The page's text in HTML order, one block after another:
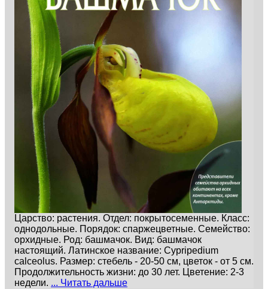
Царство: растения. Отдел: покрытосеменные. Класс:
однодольные. Порядок: спаржецветные. Семейство:
орхидные. Род: башмачок. Вид: башмачок
настоящий. Латинское название: Cypripedium
calceolus. Размер: стебель - 20-50 см, цветок - от 5 см.
Продолжительность жизни: до 30 лет. Цветение: 2-3
недели. ... Читать дальше